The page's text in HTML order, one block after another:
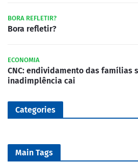
BORA REFLETIR?
Bora refletir?
ECONOMIA
CNC: endividamento das famílias
inadimplência cai
Categories
Main Tags